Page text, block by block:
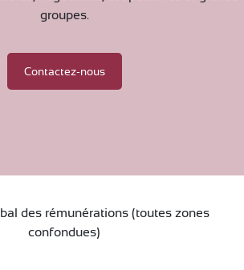
groupes.
Contactez-nous
des rémunérations (toutes zones
confondues)